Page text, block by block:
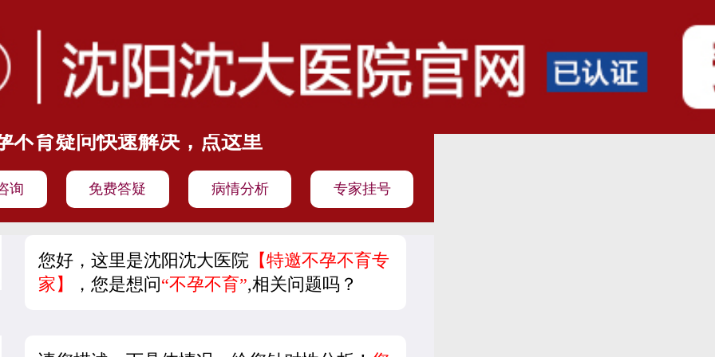
不育疑问快速解决，点这里
询 免费答疑 病情分析 专家挂号
您好，这里是沈阳沈大医院 【特邀不孕不育专
家】
，您是想问“不孕不育”,相关问题吗？